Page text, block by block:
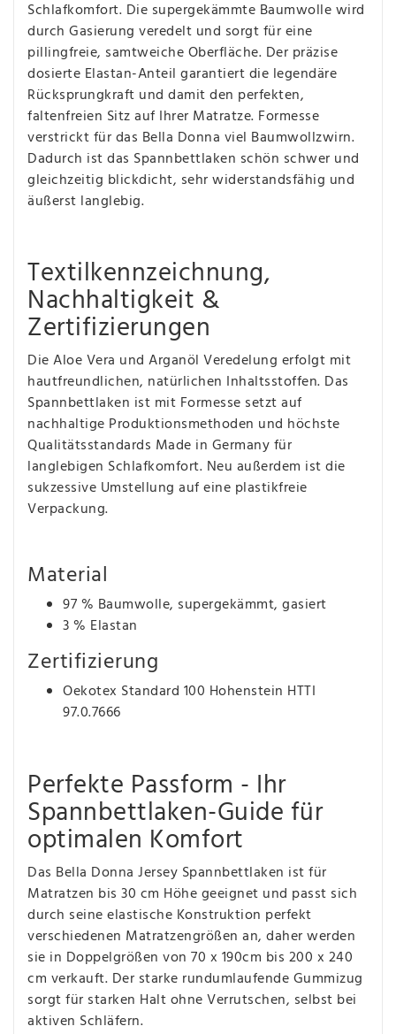
Schlafkomfort. Die supergekämmte Baumwolle wird
durch Gasierung veredelt und sorgt für eine
pillingfreie, samtweiche Oberfläche. Der präzise
dosierte Elastan-Anteil garantiert die legendäre
Rücksprungkraft und damit den perfekten,
faltenfreien Sitz auf Ihrer Matratze. Formesse
verstrickt für das Bella Donna viel Baumwollzwirn.
Dadurch ist das Spannbettlaken schön schwer und
gleichzeitig blickdicht, sehr widerstandsfähig und
äußerst langlebig.
Textilkennzeichnung,
Nachhaltigkeit &
Zertifizierungen
Die Aloe Vera und Arganöl Veredelung erfolgt mit
hautfreundlichen, natürlichen Inhaltsstoffen. Das
Spannbettlaken ist mit Formesse setzt auf
nachhaltige Produktionsmethoden und höchste
Qualitätsstandards Made in Germany für
langlebigen Schlafkomfort. Neu außerdem ist die
sukzessive Umstellung auf eine plastikfreie
Verpackung.
Material
97 % Baumwolle, supergekämmt, gasiert
3 % Elastan
Zertifizierung
Oekotex Standard 100 Hohenstein HTTI
97.0.7666
Perfekte Passform - Ihr
Spannbettlaken-Guide für
optimalen Komfort
Das Bella Donna Jersey Spannbettlaken ist für
Matratzen bis 30 cm Höhe geeignet und passt sich
durch seine elastische Konstruktion perfekt
verschiedenen Matratzengrößen an, daher werden
sie in Doppelgrößen von 70 x 190cm bis 200 x 240
cm verkauft. Der starke rundumlaufende Gummizug
sorgt für starken Halt ohne Verrutschen, selbst bei
aktiven Schläfern.